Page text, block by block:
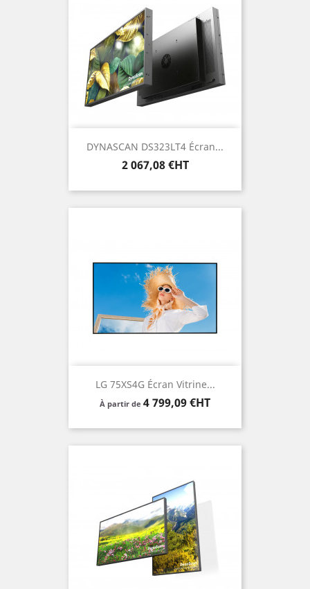
DYNASCAN DS323LT4 Écran...
Prix
2 067,08 €HT
LG 75XS4G Écran Vitrine...
À partir de Prix
4 799,09 €HT